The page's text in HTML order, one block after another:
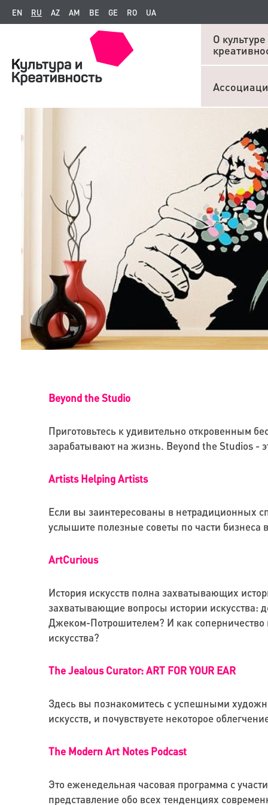
EN RU AZ AM BE GE RO UA
О культуре
Beyond the Studio
Приготовьтесь к удивительно откровенным
зарабатывают на жизнь. Beyond the Studios -
Artists Helping Artists
Если вы заинтересованы в нетрадиционных
услышите полезные советы по части бизнеса
ArtCurious
История искусств полна захватывающих
захватывающие вопросы истории искусства:
Джеком-Потрошителем? И как
искусства?
The Jealous Curator: ART FOR YOUR EAR
Здесь вы познакомитесь с успешными
искусств, и почувствуете некоторое
The Modern Art Notes Podcast
Это еженедельная часовая программа с
представление обо всех тенденциях